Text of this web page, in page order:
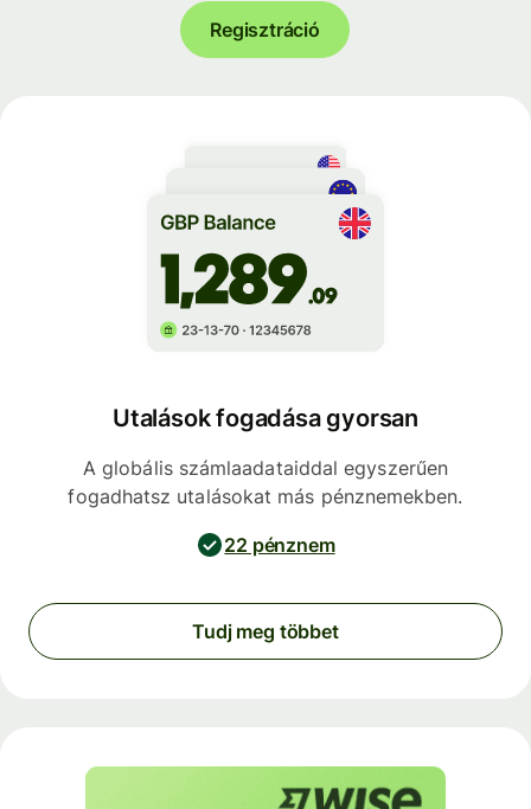
Regisztráció
Utalások fogadása gyorsan
A globális számlaadataiddal egyszerűen
fogadhatsz utalásokat más pénznemekben.
22 pénznem
Tudj meg többet